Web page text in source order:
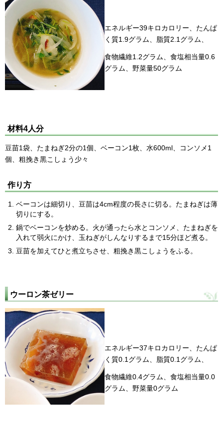
エネルギー39キロカロリー、たんぱ
く質1.9グラム、脂質2.1グラム、
食物繊維1.2グラム、食塩相当量0.6
グラム、野菜量50グラム
材料4人分
豆苗1袋、たまねぎ2分の1個、ベーコン1枚、水600ml、コンソメ1
個、粗挽き黒こしょう少々
作り方
ベーコンは細切り、豆苗は4cm程度の長さに切る。たまねぎは薄
切りにする。
鍋でベーコンを炒める。火が通ったら水とコンソメ、たまねぎを
入れて弱火にかけ、玉ねぎがしんなりするまで15分ほど煮る。
豆苗を加えてひと煮立ちさせ、粗挽き黒こしょうをふる。
ウーロン茶ゼリー
エネルギー37キロカロリー、たんぱ
く質0.1グラム、脂質0.1グラム、
食物繊維0.4グラム、食塩相当量0.0
グラム、野菜量0グラム